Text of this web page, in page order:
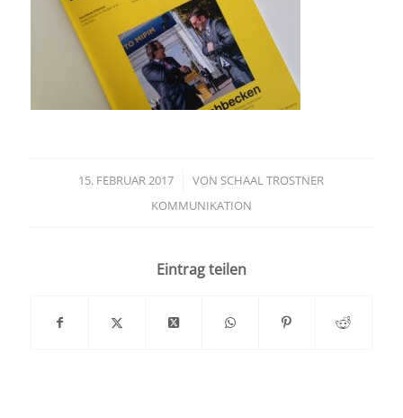
15. FEBRUAR 2017
/ VON SCHAAL TROSTNER
KOMMUNIKATION
Eintrag teilen